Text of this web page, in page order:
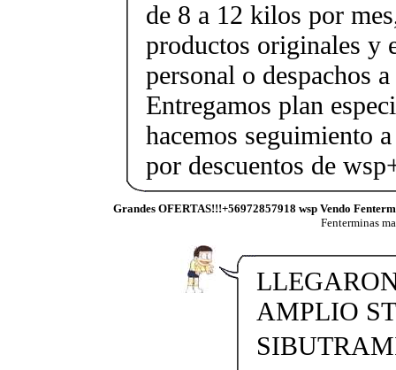
de 8 a 12 kilos por
productos originales y
personal o despachos
Entregamos plan
hacemos seguimiento
por descuentos de
Grandes OFERTAS!!!+56972857918 wsp Vendo
Fenterminas
AMPLIO